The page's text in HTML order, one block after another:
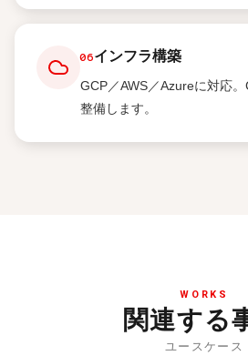
06インフラ構築
GCP／AWS／Azureに対応
整備します。
WORKS
関連する
ユースケース